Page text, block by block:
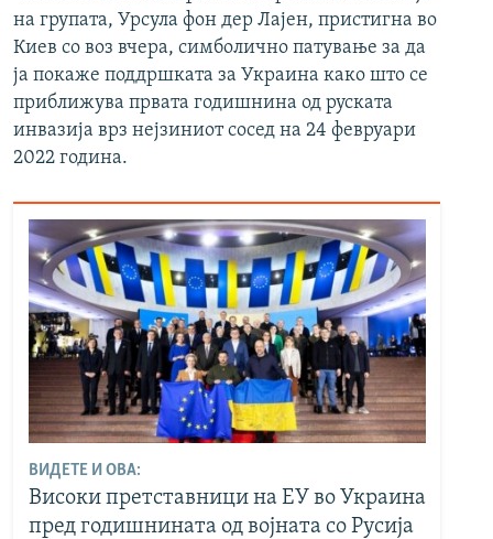
на групата, Урсула фон дер Лајен, пристигна во
Киев со воз вчера, симболично патување за да
ја покаже поддршката за Украина како што се
приближува првата годишнина од руската
инвазија врз нејзиниот сосед на 24 февруари
2022 година.
ВИДЕТЕ И ОВА:
Високи претставници на ЕУ во Украина
пред годишнината од војната со Русија